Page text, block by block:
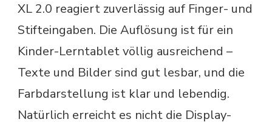
XL 2.0 reagiert zuverlässig auf Finger- und
Stifteingaben. Die Auflösung ist für ein
Kinder-Lerntablet völlig ausreichend –
Texte und Bilder sind gut lesbar, und die
Farbdarstellung ist klar und lebendig.
Natürlich erreicht es nicht die Display-